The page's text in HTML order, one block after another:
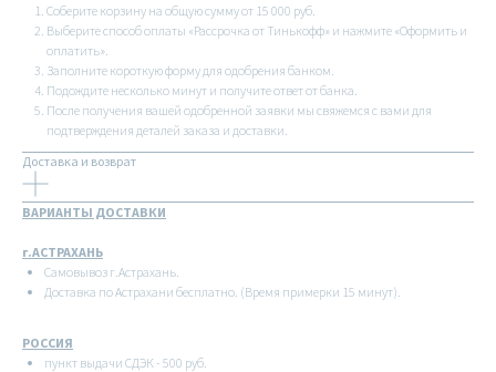
Соберите корзину на общую сумму от 15 000 руб.
Выберите способ оплаты «Рассрочка от Тинькофф» и нажмите «Оформить и
оплатить».
Заполните короткую форму для одобрения банком.
Подождите несколько минут и получите ответ от банка.
После получения вашей одобренной заявки мы свяжемся с вами для
подтверждения деталей заказа и доставки.
Доставка и возврат
ВАРИАНТЫ ДОСТАВКИ
г.АСТРАХАНЬ
Самовывоз г.Астрахань.
Доставка по Астрахани бесплатно. (Время примерки 15 минут).
РОССИЯ
пункт выдачи СДЭК - 500 руб.